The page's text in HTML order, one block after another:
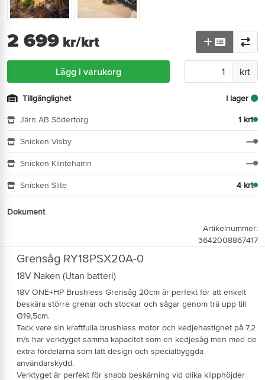
Grensåg RY18PSX20A-0
18V Naken (Utan batteri)
18V ONE+HP Brushless Grensåg 20cm är perfekt för att enkelt
beskära större grenar och stockar och sågar genom trä upp till
Ø19,5cm.
Tack vare sin kraftfulla brushless motor och kedjehastighet på 7,2
m/s har verktyget samma kapacitet som en kedjesåg men med de
extra fördelarna som lätt design och specialbyggda
användarskydd.
Verktyget är perfekt för snabb beskärning vid olika klipphöjder
2 699 kr/krt
Lägg i varukorg krt
Tillgänglighet I lager
Järn AB Södertorg 1 krt
Snicken Visby —
Snicken Klintehamn —
Snicken Slite 4 krt
Dokument
Artikelnummer:
3642008867417